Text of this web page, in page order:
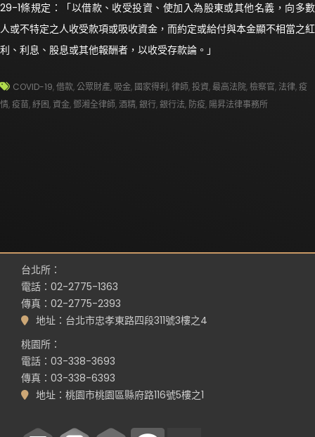
29-1條規定：「以借款、收受投資、使加入為股東或其他名義，向多數
人或不特定之人收受款項或吸收資金，而約定或給付與本金顯不相當之紅
利、利息、股息或其他報酬者，以收受存款論。」
COVID-19,借款,公眾財產, 吸金, 國家得利 ,律師,投資,最高法院,檢察官, 法律,疫
情,疫苗,紓困,資金, 鄧湘全律師, 酒精, 銀行, 銀行法, 防疫, 陽昇法律事務所
台北所：
電話：02-2775-1363
傳真：02-2775-2393
地址：台北市忠孝東路四段311號3樓之4
桃園所：
電話：03-338-3693
傳真：03-338-6393
地址：桃園市桃園區縣府路116號5樓之1